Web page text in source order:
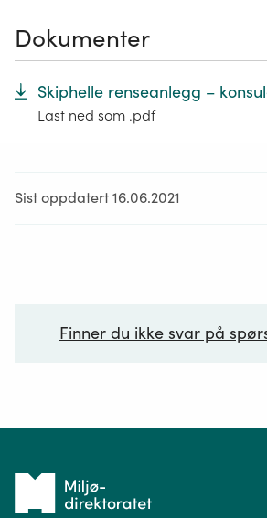
Dokumenter
Skiphelle renseanlegg –
Last ned som .pdf
Sist oppdatert 16.06.2021
Finner du ikke svar på
Tilbake